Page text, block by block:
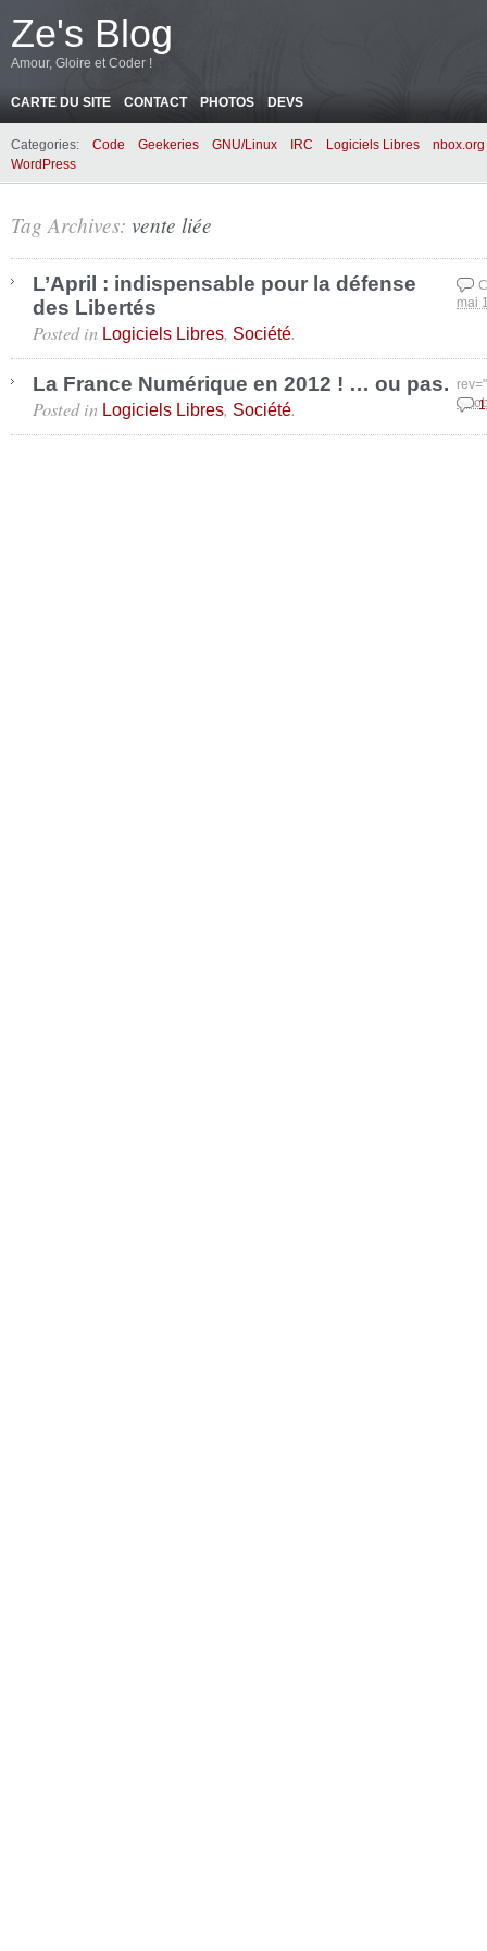
Ze's Blog
Amour, Gloire et Coder !
CARTE DU SITE CONTACT PHOTOS DEVS
Categories: Code Geekeries GNU/Linux IRC Logiciels Libres
nbox.org
WordPress
Tag Archives: vente liée
L’April : indispensable pour la défense
des Libertés
mai
Posted in Logiciels Libres, Société.
La France Numérique en 2012 ! … ou pas.
Posted in Logiciels Libres, Société.